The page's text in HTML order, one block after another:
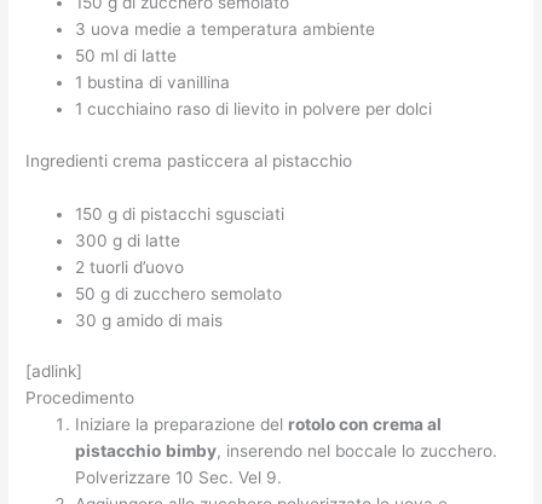
3 uova medie a temperatura ambiente
50 ml di latte
1 bustina di vanillina
1 cucchiaino raso di lievito in polvere per dolci
Ingredienti crema pasticcera al pistacchio
150 g di pistacchi sgusciati
300 g di latte
2 tuorli d’uovo
50 g di zucchero semolato
30 g amido di mais
[adlink]
Procedimento
Iniziare la preparazione del rotolo con crema al
pistacchio bimby, inserendo nel boccale lo zucchero.
Polverizzare 10 Sec. Vel 9.